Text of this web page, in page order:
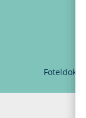
Foteldoki